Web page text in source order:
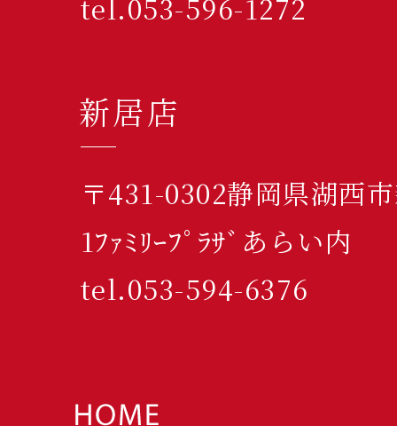
新居店
〒431-0302静岡県湖西
1ﾌｧﾐﾘｰﾌﾟﾗｻﾞあらい内
tel.053-594-6376